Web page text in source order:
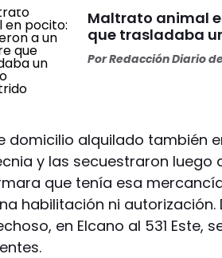
Maltrato animal
que trasladaba
PorRedacción Diario
domicilio alquilado también
y las secuestraron luego
que tenía esa
habilitación ni
en Elcano al 531 Este,